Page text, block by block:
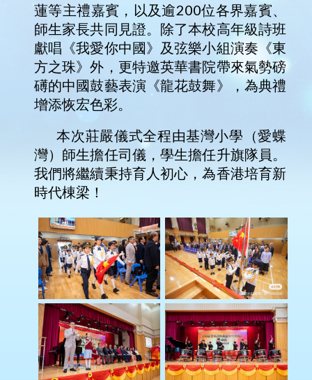
蓮等主禮嘉賓，以及逾200位各界嘉賓、
師生家長共同見證。除了本校高年級詩班
獻唱《我愛你中國》及弦樂小組演奏《東
方之珠》外，更特邀英華書院帶來氣勢磅
礡的中國鼓藝表演《龍花鼓舞》，為典禮
增添恢宏色彩。
本次莊嚴儀式全程由基灣小學（愛蝶
灣）師生擔任司儀，學生擔任升旗隊員。
我們將繼續秉持育人初心，為香港培育新
時代棟梁！